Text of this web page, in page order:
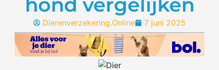
Dierenverzekering.Online 7 juni 2025